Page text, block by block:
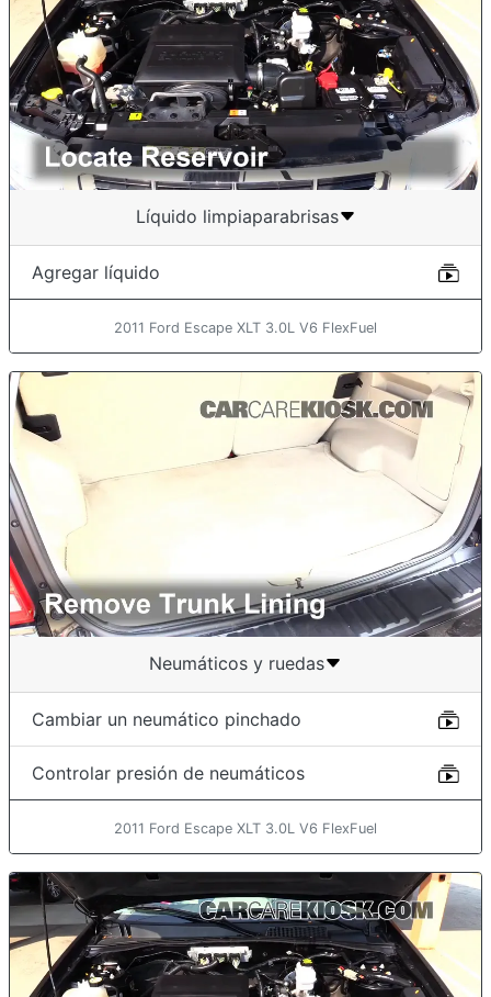
Líquido limpiaparabrisas
Agregar líquido
2011 Ford Escape XLT 3.0L V6 FlexFuel
Neumáticos y ruedas
Cambiar un neumático pinchado
Controlar presión de neumáticos
2011 Ford Escape XLT 3.0L V6 FlexFuel